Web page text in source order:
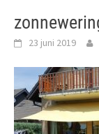
23 juni 2019